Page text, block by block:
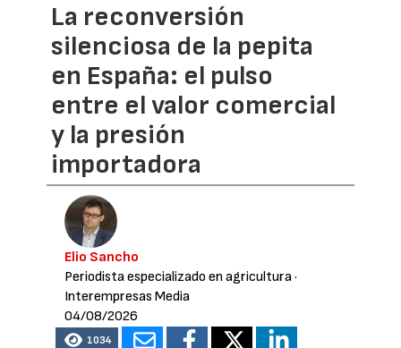
La reconversión
silenciosa de la pepita
en España: el pulso
entre el valor comercial
y la presión
importadora
Elio Sancho
Periodista especializado en agricultura·
Interempresas Media
04/08/2026
1034